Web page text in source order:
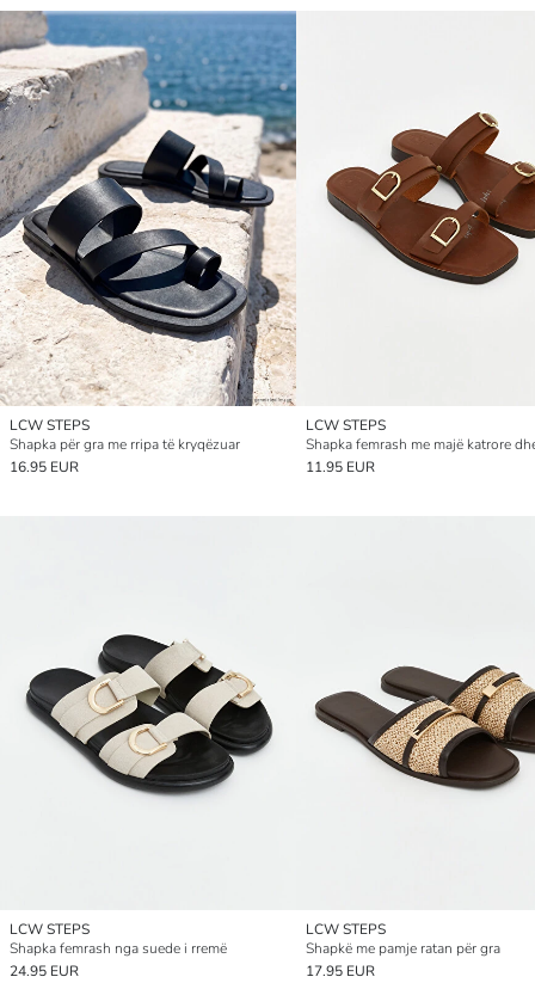
LCW STEPS
Shapka për gra me rripa të kryqëzuar
16.95 EUR
LCW STEPS
11.95 EUR
LCW STEPS
Shapka femrash nga suede i rremë
24.95 EUR
LCW STEPS
Shapkë me pamje ratan për gra
17.95 EUR